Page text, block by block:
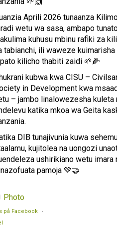
Aprili 2026 tunaanza
wetu wa sasa, ambapo
kuhusu mbinu rafiki za
tabianchi, ili waweze
kilicho thabiti zaidi 🌱🌽
kubwa kwa CISU –
in Development kwa
– jambo linalowezesha kuleta
katika mkoa wa Geita
DIB tunajivunia kuwa
kujitolea na uongozi
ushirikiano wetu imara
pamoja 💚🤝
Photo
på Facebook
·